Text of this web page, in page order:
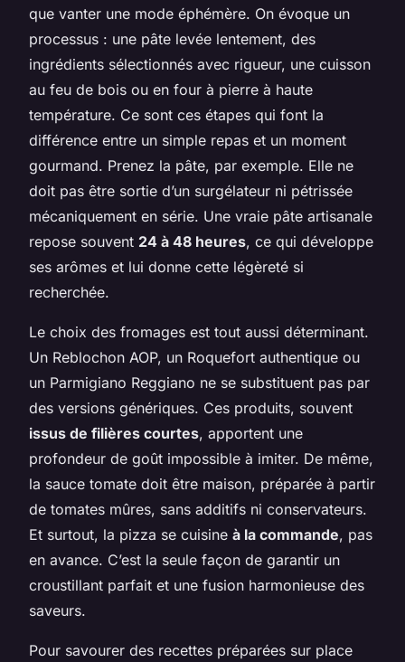
que vanter une mode éphémère. On évoque un
processus : une pâte levée lentement, des
ingrédients sélectionnés avec rigueur, une cuisson
au feu de bois ou en four à pierre à haute
température. Ce sont ces étapes qui font la
différence entre un simple repas et un moment
gourmand. Prenez la pâte, par exemple. Elle ne
doit pas être sortie d’un surgélateur ni pétrissée
mécaniquement en série. Une vraie pâte artisanale
repose souvent 24 à 48 heures, ce qui développe
ses arômes et lui donne cette légèreté si
recherchée.
Le choix des fromages est tout aussi déterminant.
Un Reblochon AOP, un Roquefort authentique ou
un Parmigiano Reggiano ne se substituent pas par
des versions génériques. Ces produits, souvent
issus de filières courtes, apportent une
profondeur de goût impossible à imiter. De même,
la sauce tomate doit être maison, préparée à partir
de tomates mûres, sans additifs ni conservateurs.
Et surtout, la pizza se cuisine à la commande, pas
en avance. C’est la seule façon de garantir un
croustillant parfait et une fusion harmonieuse des
saveurs.
Pour savourer des recettes préparées sur place